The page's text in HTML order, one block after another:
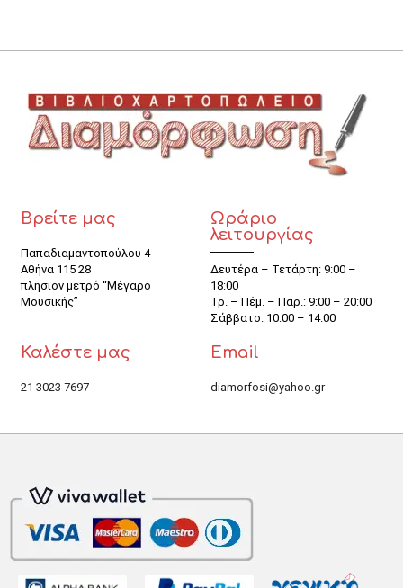
Βρείτε μας
Παπαδιαμαντοπούλου 4
Αθήνα 115 28
πλησίον μετρό “Μέγαρο
Μουσικής”
Ωράριο
λειτουργίας
Δευτέρα – Τετάρτη: 9:00 –
18:00
Τρ. – Πέμ. – Παρ.: 9:00 – 20:00
Σάββατο: 10:00 – 14:00
Καλέστε μας
21 3023 7697
Email
diamorfosi@yahoo.gr